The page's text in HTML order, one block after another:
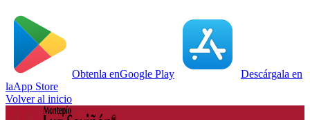
Obtenla enGoogle Play
Descárgala en
laApp Store
Volver al inicio